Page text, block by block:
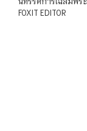
FOXIT EDITOR